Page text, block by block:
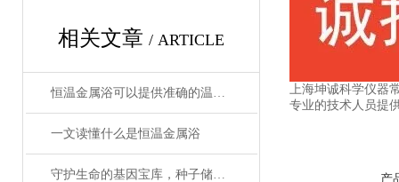
相关文章 / ARTICLE
恒温金属浴可以提供准确的温度控制和恒温条件
一文读懂什么是恒温金属浴
守护生命的基因宝库，种子储藏柜使用事项详解
上海坤诚科学仪器
专业的技术人员提
产